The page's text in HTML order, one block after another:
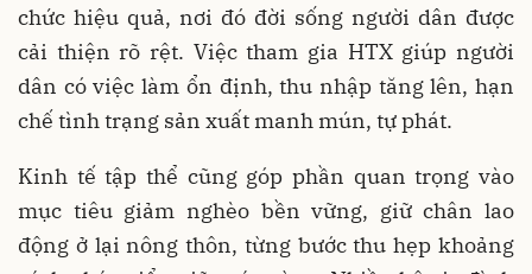
chức hiệu quả, nơi đó đời sống người dân được
cải thiện rõ rệt. Việc tham gia HTX giúp người
dân có việc làm ổn định, thu nhập tăng lên, hạn
chế tình trạng sản xuất manh mún, tự phát.
Kinh tế tập thể cũng góp phần quan trọng vào
mục tiêu giảm nghèo bền vững, giữ chân lao
động ở lại nông thôn, từng bước thu hẹp khoảng